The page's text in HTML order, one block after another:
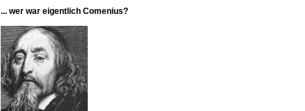
... wer war eigentlich Comenius?